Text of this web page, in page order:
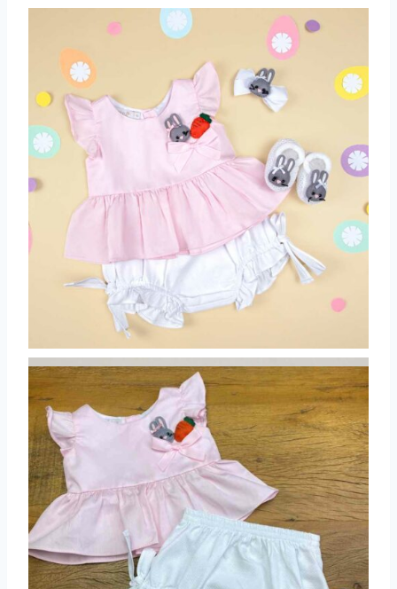
Já os sapatinhos temáticos são peças unissex
e apresentam o toque lúdico ideal: um
simpático de coelhinho. Eles complementam
qualquer produção de forma adorável,
proporcionando um visual completo, funcional e
cheio de charme para a celebração.